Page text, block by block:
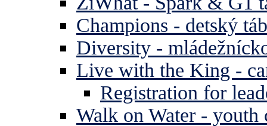
Champions - detský
Diversity -
Live with the King -
Registration for
Walk on Water - youth